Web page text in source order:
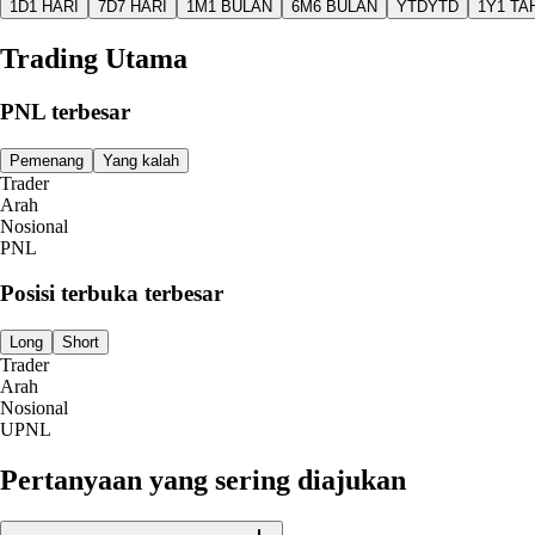
1D1 HARI 7D7 HARI 1M 1 BULAN 6M6 BULAN YTDYTD 1Y1
Trading Utama
PNL terbesar
Pemenang Yang kalah
Trader
Arah
Nosional
PNL
Posisi terbuka terbesar
Long Short
Trader
Arah
Nosional
UPNL
Pertanyaan yang sering diajukan